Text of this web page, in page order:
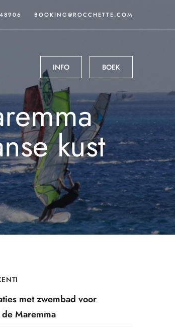
BOOKING@ROCCHETTE.COM
INFO BOEK
kust
met zwembad voor
Maremma